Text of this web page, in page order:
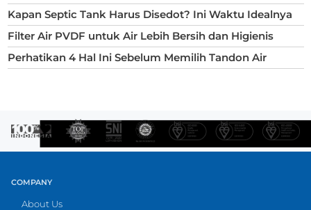
Kapan Septic Tank Harus Disedot? Ini Waktu Idealnya
Filter Air PVDF untuk Air Lebih Bersih dan Higienis
Perhatikan 4 Hal Ini Sebelum Memilih Tandon Air
COMPANY
About Us